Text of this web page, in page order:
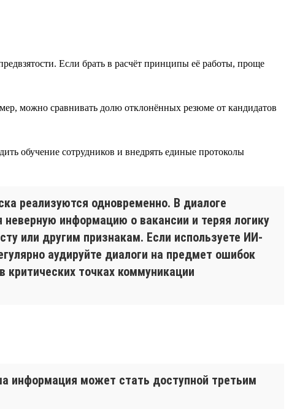
Если брать в расчёт принципы её работы, проще
можно сравнивать долю отклонённых резюме от кандидатов
обучение сотрудников и внедрять единые протоколы
реализуются одновременно. В диалоге
информацию о вакансии и теряя логику
или другим признакам. Если используете ИИ-
аудируйте диалоги на предмет ошибок
критических точках коммуникации
информация может стать доступной третьим